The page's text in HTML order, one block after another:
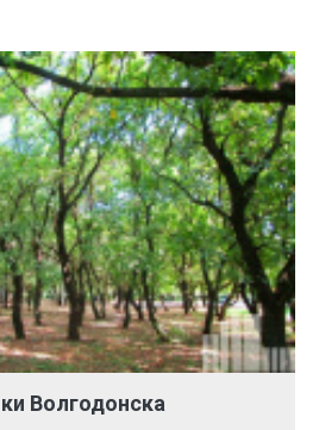
Волгодонска